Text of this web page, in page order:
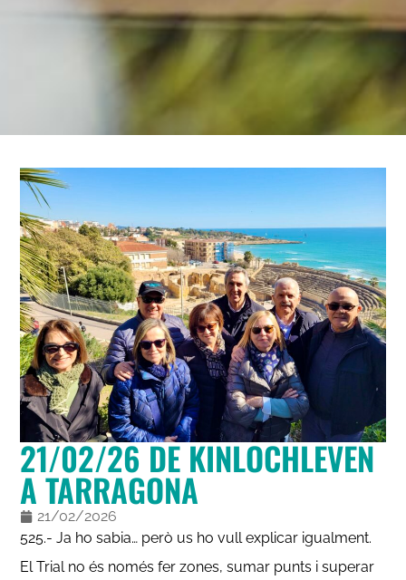
21/02/26 DE KINLOCHLEVEN
A TARRAGONA
21/02/2026
525.- Ja ho sabia… però us ho vull explicar igualment.
El Trial no és només fer zones, sumar punts i superar